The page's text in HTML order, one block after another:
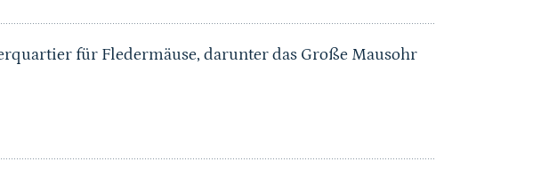
für Fledermäuse, darunter das Große Mausohr